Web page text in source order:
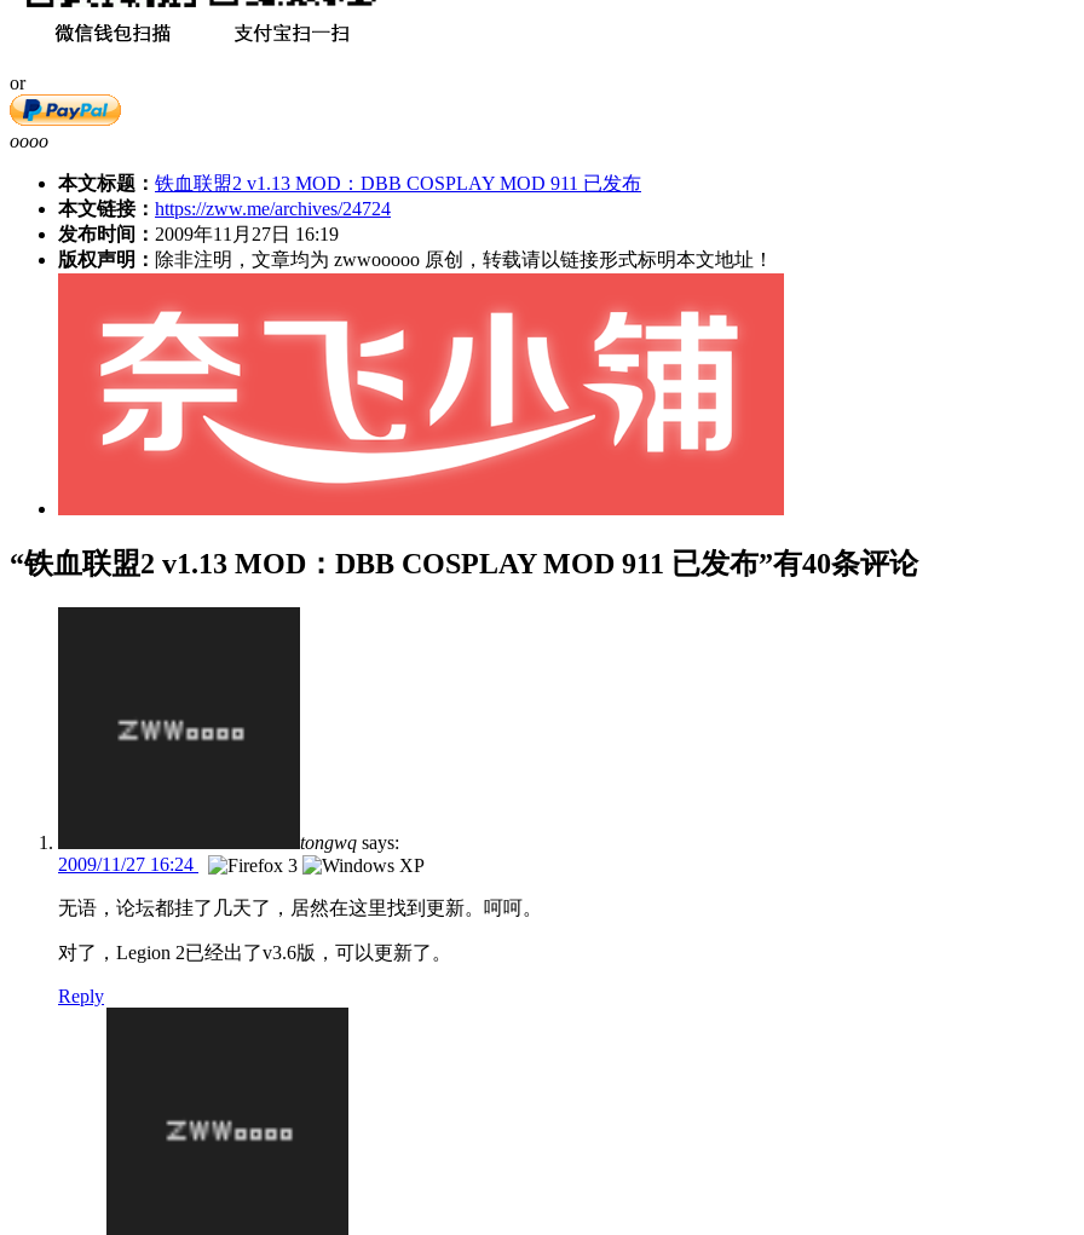
or
oooo
本文标题： 铁血联盟2 v1.13 MOD：DBB COSPLAY MOD 911 已发布
本文链接： https://zww.me/archives/24724
发布时间： 2009年11月27日 16:19
版权声明： 除非注明，文章均为 zwwooooo 原创，转载请以链接形式标明本文地址！
“铁血联盟2 v1.13 MOD：DBB COSPLAY MOD 911 已发布”有40条评论
tongwq says:
2009/11/27 16:24
无语，论坛都挂了几天了，居然在这里找到更新。呵呵。
对了，Legion 2已经出了v3.6版，可以更新了。
Reply